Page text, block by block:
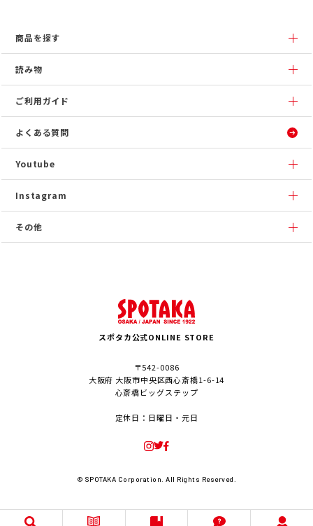
商品を探す
読み物
ご利用ガイド
よくある質問
Youtube
Instagram
その他
スポタカ公式ONLINE STORE
〒542-0086
大阪府 大阪市中央区西心斎橋1-6-14
心斎橋ビッグステップ
定休日：日曜日・元日
© SPOTAKA Corporation. All Rights Reserved.